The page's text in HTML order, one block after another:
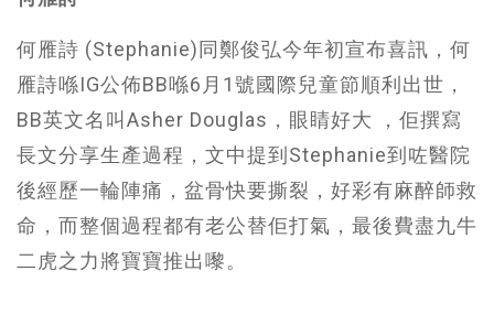
何雁詩 (Stephanie)同鄭俊弘今年初宣布喜訊，何
雁詩喺IG公佈BB喺6月1號國際兒童節順利出世，
BB英文名叫Asher Douglas，眼睛好大 ，佢撰寫
長文分享生產過程，文中提到Stephanie到咗醫院
後經歷一輪陣痛，盆骨快要撕裂，好彩有麻醉師救
命，而整個過程都有老公替佢打氣，最後費盡九牛
二虎之力將寶寶推出嚟。